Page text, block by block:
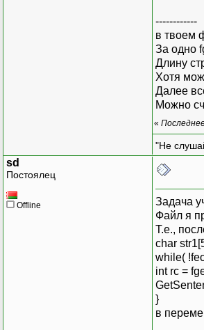
------------
в твоем
За одно
Длину
Хотя
Далее
Можно
«
"Не
sd
Постоялец
Offline
Задача
Файл я
Т.е.,
char
while(
int rc =
}
в